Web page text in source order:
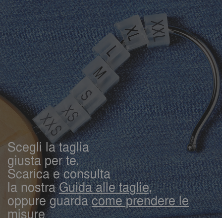
Scegli la taglia
giusta per te.
Scarica e consulta
la nostraGuida alle taglie,
oppure guardacome prendere le
misure